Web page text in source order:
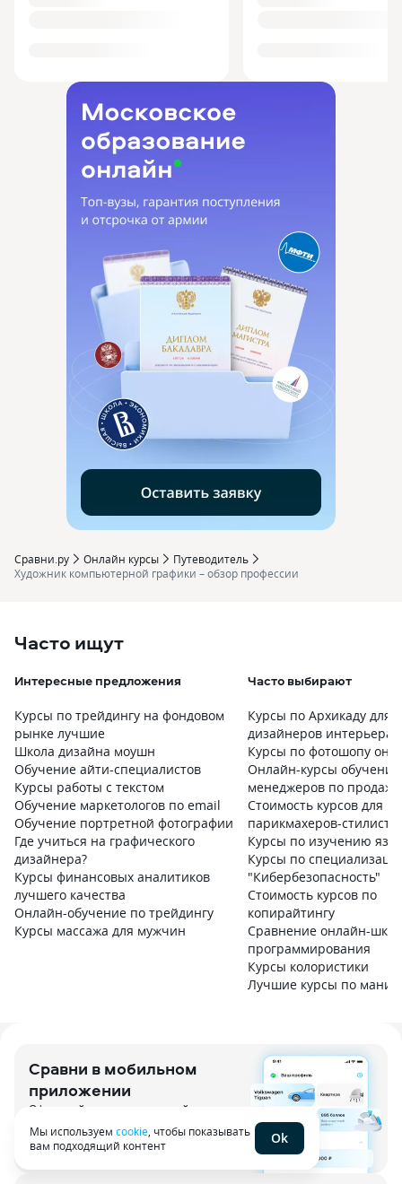
Сравни.ру Онлайн курсы
Путеводитель
Художник компьютерной графики – обзор профессии
Часто ищут
Интересные предложения
Курсы по трейдингу на фондовом
рынке лучшие
Школа дизайна моушн
Обучение айти-специалистов
Курсы работы с текстом
Обучение маркетологов по email
Обучение портретной фотографии
Где учиться на графического
дизайнера?
Курсы финансовых аналитиков
лучшего качества
Онлайн-обучение по трейдингу
Курсы массажа для мужчин
Часто выбирают
Курсы по Архикаду для
дизайнеров интерьера
Курсы по фотошопу
Онлайн-курсы обучения
менеджеров по
Стоимость курсов для
парикмахеров-
Курсы по изучению
Курсы по
"Кибербезопасность"
Стоимость курсов по
копирайтингу
Сравнение онлайн-школ
программирования
Курсы колористики
Лучшие курсы по
Сравни в мобильном
приложении
Оформляйте услуги, сохраняйте полисы
Мы используем cookie , чтобы показывать
вам подходящий контент
Ok
Поможем подобрать обучение
Отсрочка от армии
Телефон
Отправить заявку